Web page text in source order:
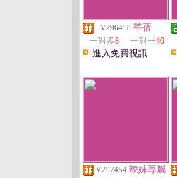
V296458 芊蒨
一對多8 一對一40
進入免費視訊
V297454 辣妹專屬